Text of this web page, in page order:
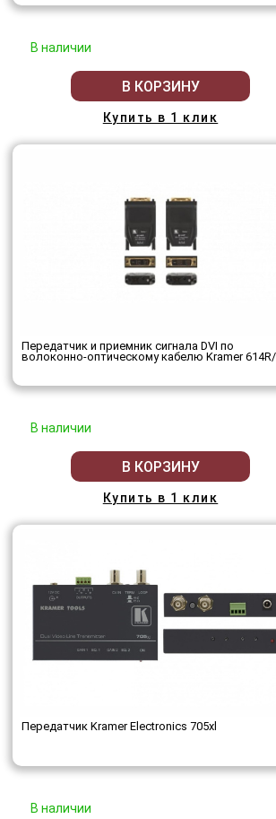
В наличии
В КОРЗИНУ
Купить в 1 клик
Передатчик и приемник сигнала DVI по
волоконно-оптическому кабелю Kramer
В наличии
В КОРЗИНУ
Купить в 1 клик
Передатчик Kramer Electronics 705xl
В наличии